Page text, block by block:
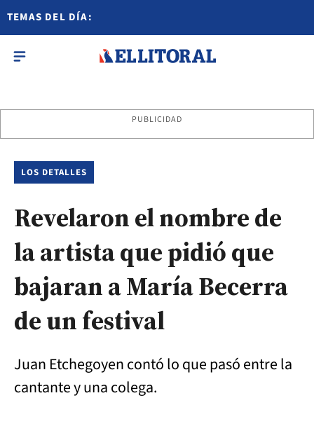
TEMAS DEL DÍA:
PUBLICIDAD
LOS DETALLES
Revelaron el nombre de
la artista que pidió que
bajaran a María Becerra
de un festival
Juan Etchegoyen contó lo que pasó entre la
cantante y una colega.